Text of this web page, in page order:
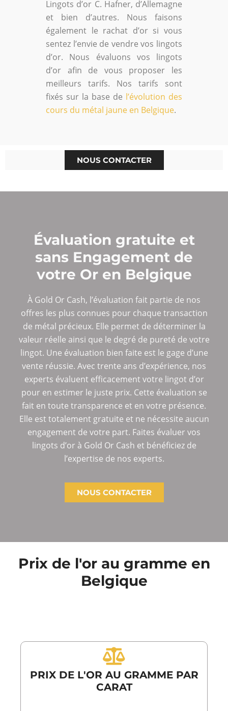
Lingots d’or C. Hafner, d’Allemagne
et bien d’autres. Nous faisons
également le rachat d’or si vous
sentez l’envie de vendre vos lingots
d’or. Nous évaluons vos lingots
d’or afin de vous proposer les
meilleurs tarifs. Nos tarifs sont
fixés sur la base de l’évolution des
cours du métal jaune en Belgique.
NOUS CONTACTER
Évaluation gratuite et
sans Engagement de
votre Or en Belgique
À Gold Or Cash, l’évaluation fait partie de nos
offres les plus connues pour chaque transaction
de métal précieux. Elle permet de déterminer la
valeur réelle ainsi que le degré de pureté de votre
lingot. Une évaluation bien faite est le gage d’une
vente réussie. Avec trente ans d’expérience, nos
experts évaluent efficacement votre lingot d’or
pour en estimer le juste prix. Cette évaluation se
fait en toute transparence et en votre présence.
Elle est totalement gratuite et ne nécessite aucun
engagement de votre part. Faites évaluer vos
lingots d’or à Gold Or Cash et bénéficiez de
l’expertise de nos experts.
NOUS CONTACTER
Prix de l'or au gramme en
Belgique
PRIX DE L'OR AU GRAMME PAR
CARAT